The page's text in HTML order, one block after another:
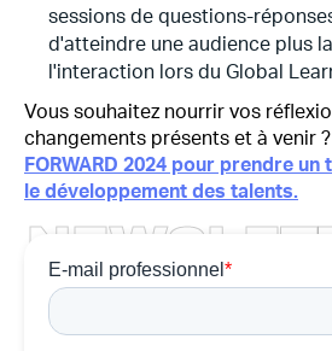
sessions de questions-
d'atteindre une audience plus
l'interaction lors du Global
Vous souhaitez nourrir vos
changements présents et à venir ?
FORWARD 2024 pour prendre
le développement des talents.
NEWSL ET